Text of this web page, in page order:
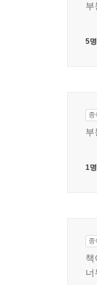
부
5명
종
부
1명
종
너